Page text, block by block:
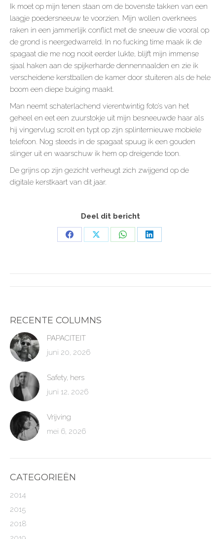
Ik moet op mijn tenen staan om de bovenste takken van een
laagje poedersneeuw te voorzien. Mijn wollen overknees
raken in een jammerlijk conflict met de sneeuw die vooral op
de grond is neergedwarreld. In no fucking time maak ik de
spagaat die me nog nooit eerder lukte, blijft mijn immense
sjaal haken aan de spijkerharde dennennaalden en zie ik
verscheidene kerstballen de kamer door stuiteren als de hele
boom een diepe buiging maakt.
Man neemt schaterlachend vierentwintig foto’s van het
geheel en eet een zuurstokje uit mijn besneeuwde haar als
hij vingervlug scrolt en typt op zijn splinternieuwe mobiele
telefoon. Nog steeds in de spagaat spuug ik een gouden
slinger uit en waarschuw ik hem op dreigende toon.
De grijns op zijn gezicht verheugt zich zwijgend op de
digitale kerstkaart van dit jaar.
Deel dit bericht
Share
Share
Share
Share
POST
NAVIGATION
RECENTE COLUMNS
PAPACITEIT
juni 20, 2026
Safety, hers
juni 12, 2026
Vrijving
mei 6, 2026
CATEGORIEËN
2014
2015
2018